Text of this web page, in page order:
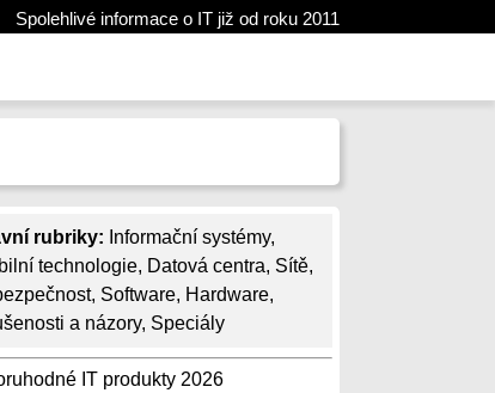
Spolehlivé informace o IT již od roku 2011
rubriky: Informační systémy,
technologie, Datová centra, Sítě,
, Software, Hardware,
a názory, Speciály
IT produkty 2026